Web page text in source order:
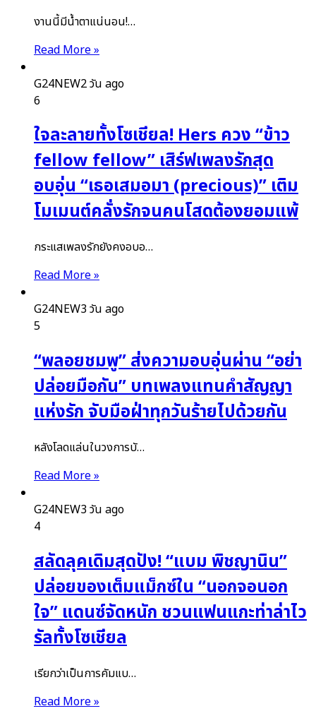
งานนี้มีน้ำตาแน่นอน!…
Read More »
G24NEW2 วัน ago
6
ใจละลายทั้งโซเชียล! Hers ควง “ข้าว
fellow fellow” เสิร์ฟเพลงรักสุด
อบอุ่น “เธอเสมอมา (precious)” เติม
โมเมนต์คลั่งรักจนคนโสดต้องยอมแพ้
กระแสเพลงรักยังคงอบอ…
Read More »
G24NEW3 วัน ago
5
“พลอยชมพู” ส่งความอบอุ่นผ่าน “อย่า
ปล่อยมือกัน” บทเพลงแทนคำสัญญา
แห่งรัก จับมือฝ่าทุกวันร้ายไปด้วยกัน
หลังโลดแล่นในวงการบั…
Read More »
G24NEW3 วัน ago
4
สลัดลุคเดิมสุดปัง! “แบม พิชญานิน”
ปล่อยของเต็มแม็กซ์ใน “นอกจอนอก
ใจ” แดนซ์จัดหนัก ชวนแฟนแกะท่าล่าไว
รัลทั้งโซเชียล
เรียกว่าเป็นการคัมแบ…
Read More »